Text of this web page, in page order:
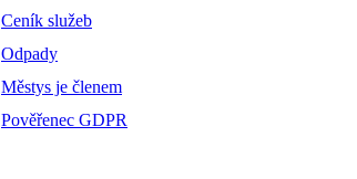
Ceník služeb
Odpady
Městys je členem
Pověřenec GDPR